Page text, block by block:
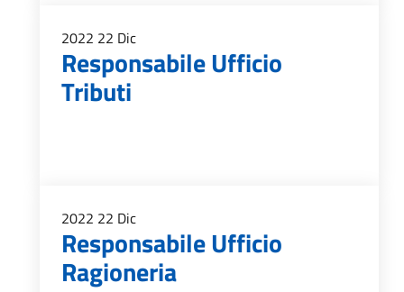
2022 22 Dic
Responsabile Ufficio
Tributi
2022 22 Dic
Responsabile Ufficio
Ragioneria